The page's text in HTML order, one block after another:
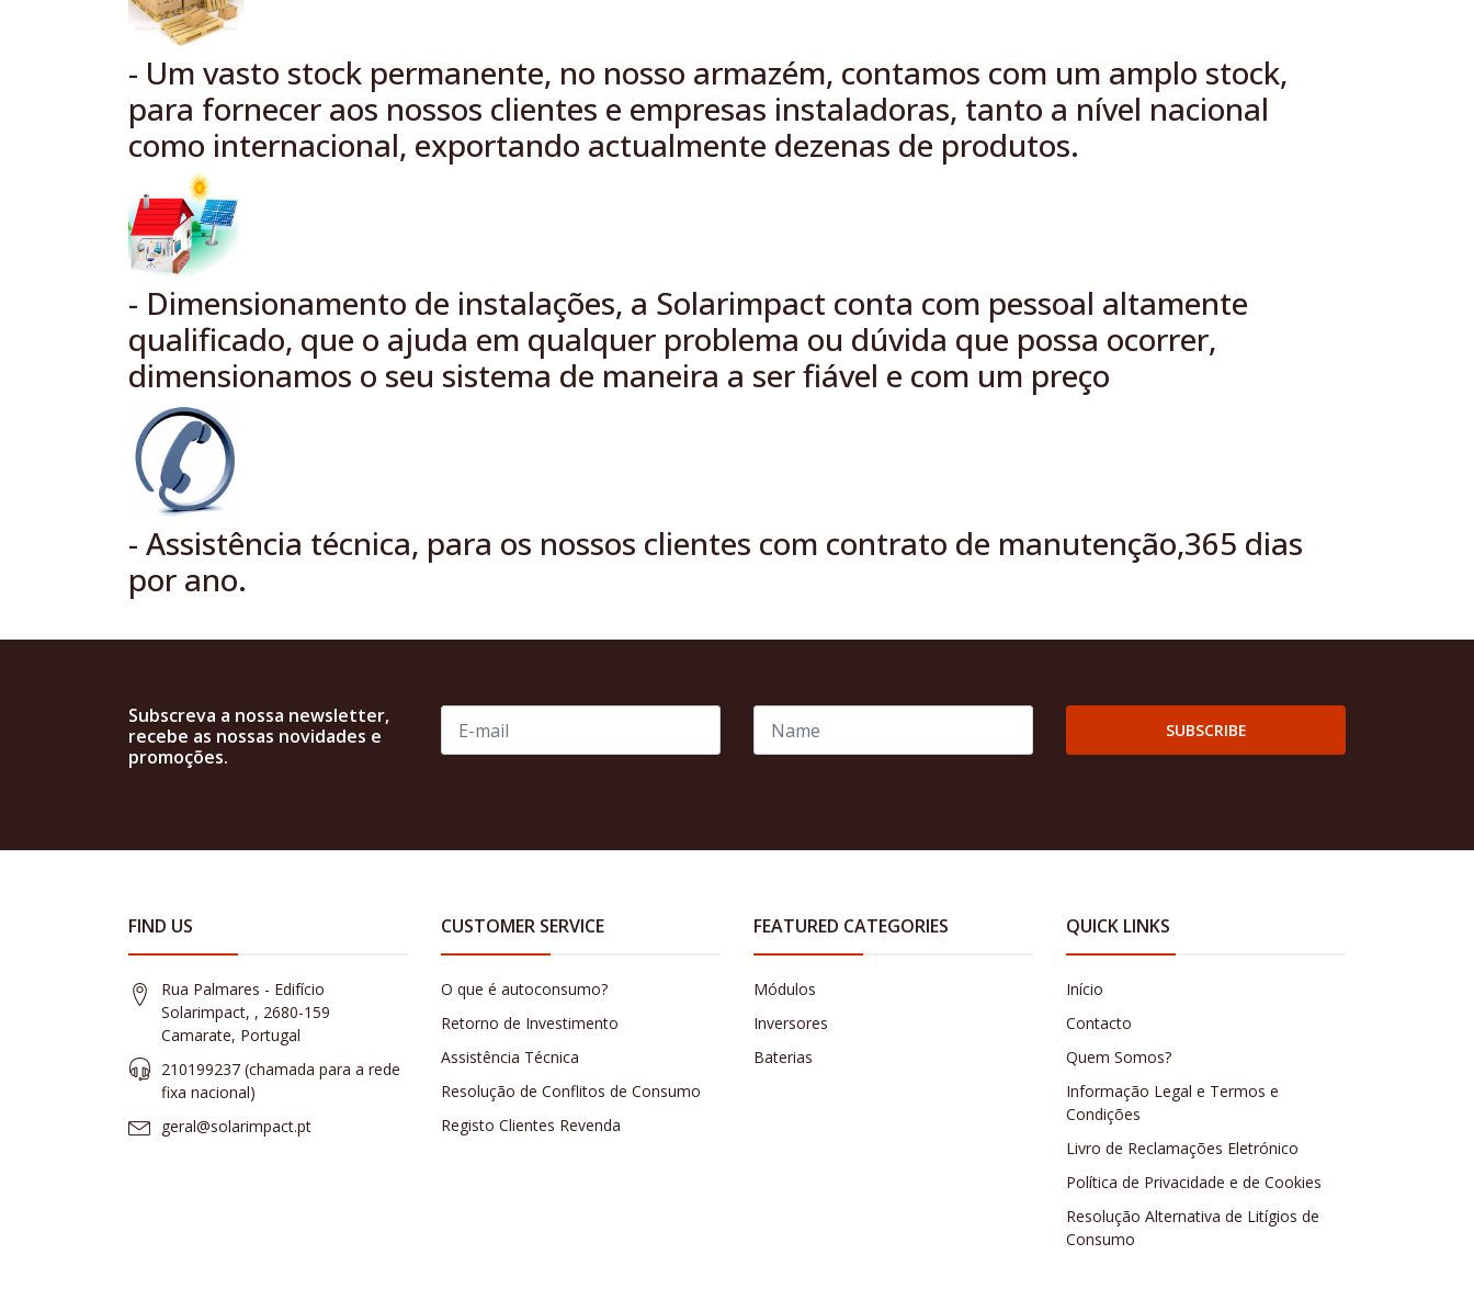
- Um vasto stock permanente, no nosso armazém, contamos com um amplo stock,
para fornecer aos nossos clientes e empresas instaladoras, tanto a nível nacional
como internacional, exportando actualmente dezenas de produtos.
- Dimensionamento de instalações, a Solarimpact conta com pessoal altamente
qualificado, que o ajuda em qualquer problema ou dúvida que possa ocorrer,
dimensionamos o seu sistema de maneira a ser fiável e com um preço
- Assistência técnica, para os nossos clientes com contrato de manutenção,365 dias
por ano.
Subscreva a nossa newsletter,
recebe as nossas novidades e
promoções.
SUBSCRIBE
FIND US
Rua Palmares - Edifício
Solarimpact, , 2680-159
Camarate, Portugal
210199237 (​chamada para a rede
fixa nacional)
geral@solarimpact.pt
CUSTOMER SERVICE
O que é autoconsumo?
Retorno de Investimento
Assistência Técnica
Resolução de Conflitos de Consumo
Registo Clientes Revenda
FEATURED CATEGORIES
Módulos
Inversores
Baterias
QUICK LINKS
Início
Contacto
Quem Somos?
Informação Legal e Termos e
Condições
Livro de Reclamações Eletrónico
Política de Privacidade e de Cookies
Resolução Alternativa de Litígios de
Consumo